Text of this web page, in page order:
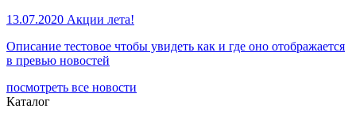
13.07.2020 Акции лета!
Описание тестовое чтобы увидеть как и где оно отображается
в превью новостей
посмотреть все новости
Каталог